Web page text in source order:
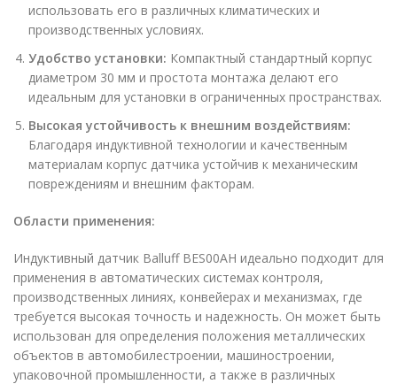
использовать его в различных климатических и
производственных условиях.
Удобство установки: Компактный стандартный корпус
диаметром 30 мм и простота монтажа делают его
идеальным для установки в ограниченных пространствах.
Высокая устойчивость к внешним воздействиям:
Благодаря индуктивной технологии и качественным
материалам корпус датчика устойчив к механическим
повреждениям и внешним факторам.
Области применения:
Индуктивный датчик Balluff BES00AH идеально подходит для
применения в автоматических системах контроля,
производственных линиях, конвейерах и механизмах, где
требуется высокая точность и надежность. Он может быть
использован для определения положения металлических
объектов в автомобилестроении, машиностроении,
упаковочной промышленности, а также в различных